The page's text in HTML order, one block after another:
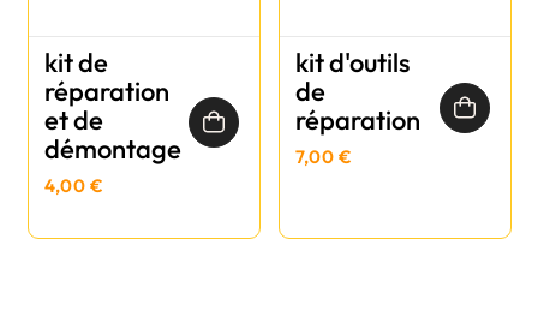
kit de
réparation
et de
démontage
4,00 €
kit d'outils
de
réparation
7,00 €